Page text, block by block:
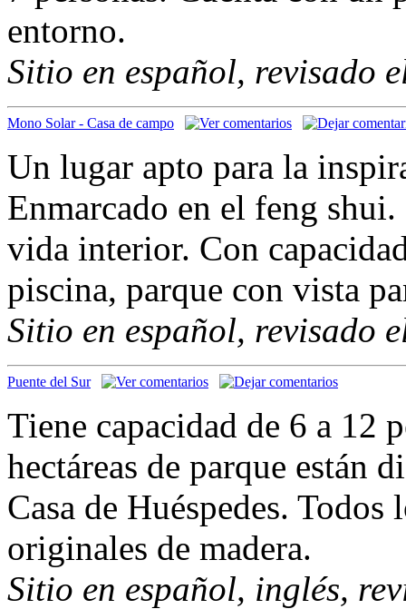
entorno.
Sitio en español, revisado
Mono Solar - Casa de campo
Un lugar apto para la
Enmarcado en el feng
vida interior. Con
piscina, parque con vista
Sitio en español, revisado
Puente del Sur
Tiene capacidad de 6 a 12
hectáreas de parque están
Casa de Huéspedes.
originales de madera.
Sitio en español, inglés,